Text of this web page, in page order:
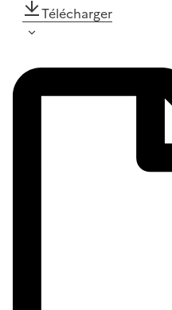
Télécharger